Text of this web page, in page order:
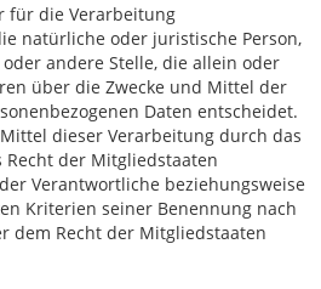
für die Verarbeitung
natürliche oder juristische Person,
andere Stelle, die allein oder
über die Zwecke und Mittel der
Daten entscheidet.
dieser Verarbeitung durch das
Recht der Mitgliedstaaten
Verantwortliche beziehungsweise
Kriterien seiner Benennung nach
dem Recht der Mitgliedstaaten